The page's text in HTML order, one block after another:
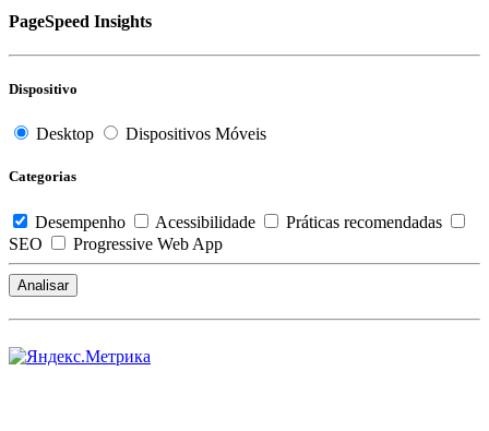
PageSpeed Insights
Dispositivo
Desktop Dispositivos Móveis
Categorias
Desempenho Acessibilidade
Práticas recomendadas
SEO
Progressive Web App
Analisar